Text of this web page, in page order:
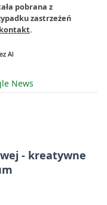
pobrana z
zastrzeżeń
kontakt.
News
- kreatywne